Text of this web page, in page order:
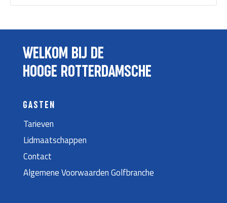
WELKOM BIJ DE
HOOGE ROTTERDAMSCHE
GASTEN
Tarieven
Lidmaatschappen
Contact
Algemene Voorwaarden Golfbranche